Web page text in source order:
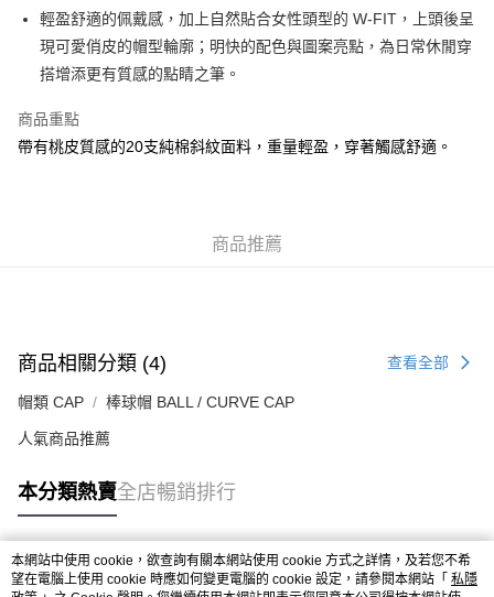
送貨方式
每筆HK$50.00，滿HK$499.00或以上免運費
付款後順豐合作便利店
輕盈舒適的佩戴感，加上自然貼合女性頭型的 W-FIT，上頭後呈
現可愛俏皮的帽型輪廓；明快的配色與圖案亮點，為日常休閒穿
搭增添更有質感的點睛之筆。
商品重點
帶有桃皮質感的20支純棉斜紋面料，重量輕盈，穿著觸感舒適。
商品推薦
商品相關分類 (4) 查看全部
帽類 CAP 棒球帽 BALL / CURVE CAP
人氣商品推薦
本分類熱賣全店暢銷排行
熱門標籤
本網站中使用 cookie，欲查詢有關本網站使用 cookie 方式之詳情，及若您不希
望在電腦上使用 cookie 時應如何變更電腦的 cookie 設定，請參閱本網站「 私隱